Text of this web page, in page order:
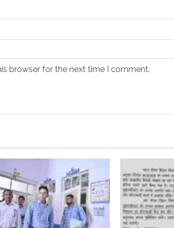
browser for the next time I comment.